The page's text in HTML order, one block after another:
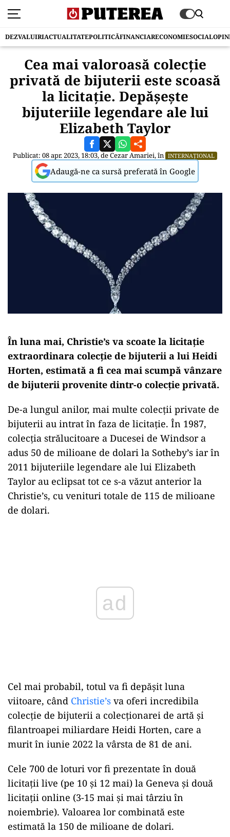
DEZVALUIRIACTUALITATEPOLITICĂFINANCIARECONOMIESOCIAL
Cea mai valoroasă colecție
privată de bijuterii este scoasă
la licitație. Depășește
bijuteriile legendare ale lui
Elizabeth Taylor
Publicat: 08 apr. 2023, 18:03, deCezar Amariei, în INTERNAȚIONAL
Adaugă-ne ca sursă preferată în Google
În luna mai, Christie’s va scoate la licitație
extraordinara colecție de bijuterii a lui Heidi
Horten, estimată a fi cea mai scumpă vânzare
de bijuterii provenite dintr-o colecție privată.
De-a lungul anilor, mai multe colecții private de
bijuterii au intrat în faza de licitație. În 1987,
colecția strălucitoare a Ducesei de Windsor a
adus 50 de milioane de dolari la Sotheby’s iar în
2011 bijuteriile legendare ale lui Elizabeth
Taylor au eclipsat tot ce s-a văzut anterior la
Christie’s, cu venituri totale de 115 de milioane
de dolari.
Cel mai probabil, totul va fi depășit luna
viitoare, când Christie’s va oferi incredibila
colecție de bijuterii a colecționarei de artă și
filantroapei miliardare Heidi Horten, care a
murit în iunie 2022 la vârsta de 81 de ani.
Cele 700 de loturi vor fi prezentate în două
licitații live (pe 10 și 12 mai) la Geneva și două
licitații online (3-15 mai și mai târziu în
noiembrie). Valoarea lor combinată este
estimată la 150 de milioane de dolari.